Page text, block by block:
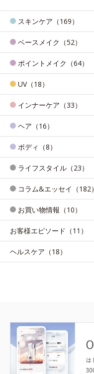
スキンケア（169）
ベースメイク（52）
ポイントメイク（64）
UV（18）
インナーケア（33）
ヘア（16）
ボディ（8）
ライフスタイル（23）
コラム&エッセイ（182）
お買い物情報（10）
お客様エピソード（11）
ヘルスケア（18）